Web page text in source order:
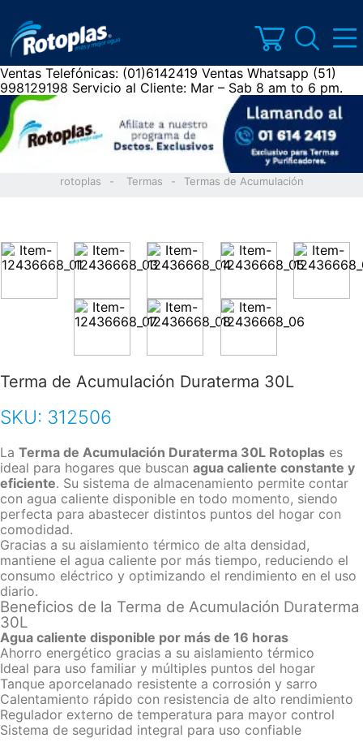
Ventas Telefónicas: (01)6142419 Ventas Whatsapp (51)
998129198 Servicio al Cliente: Mar – Sab 8 am to 6 pm.
rotoplas Termas Termas de Acumulación
Terma de Acumulación Duraterma 30L
SKU: 312506
La Terma de Acumulación Duraterma 30L Rotoplas es
ideal para hogares que buscan agua caliente constante y
eficiente. Su sistema de almacenamiento permite contar
con agua caliente disponible en todo momento, siendo
perfecta para abastecer distintos puntos del hogar con
comodidad.
Gracias a su aislamiento térmico de alta densidad,
mantiene el agua caliente por más tiempo, reduciendo el
consumo eléctrico y optimizando el rendimiento en el uso
diario.
Beneficios de la Terma de Acumulación Duraterma
30L
Agua caliente disponible por más de 16 horas
Ahorro energético gracias a su aislamiento térmico
Ideal para uso familiar y múltiples puntos del hogar
Tanque aporcelanado resistente a corrosión y sarro
Calentamiento rápido con resistencia de alto rendimiento
Regulador externo de temperatura para mayor control
Sistema de seguridad integral para uso confiable